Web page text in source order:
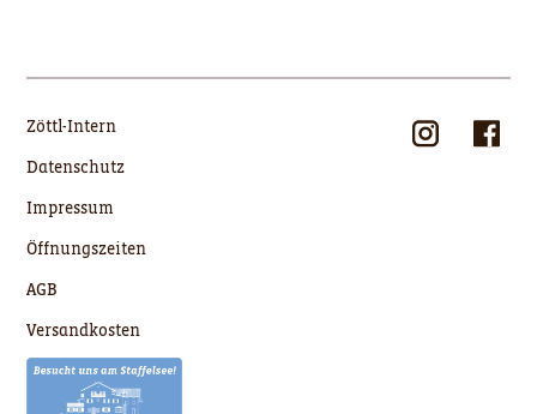
Zöttl-Intern
Datenschutz
Impressum
Öffnungszeiten
AGB
Versandkosten